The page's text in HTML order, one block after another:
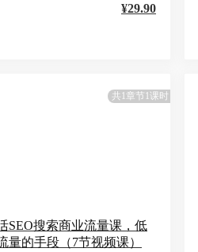
¥29.90
共1章节1课时
SEO搜索商业流量课，低
量的手段（7节视频课）